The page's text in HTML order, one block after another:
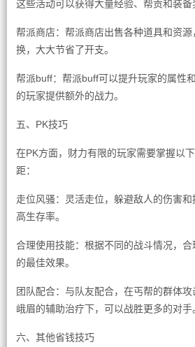
这些活动可以获得大量经验、帮贡和装备
帮派商店：帮派商店出售各种道具和资
换，大大节省了开支。
帮派buff：帮派buff可以提升玩家的属性
的玩家提供额外的战力。
五、PK技巧
在PK方面，财力有限的玩家需要掌握以
距：
走位风骚：灵活走位，躲避敌人的伤害
高生存率。
合理使用技能：根据不同的战斗情况，
的最佳效果。
团队配合：与队友配合，在丐帮的群体攻
峨眉的辅助治疗下，可以战胜更多的对手
六、其他省钱技巧